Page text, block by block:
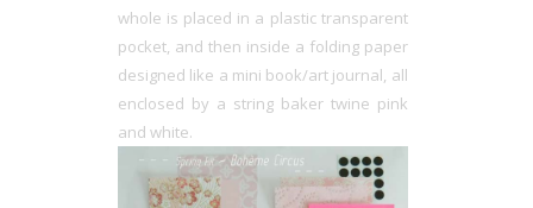
whole is placed in a plastic transparent
pocket, and then inside a folding paper
designed like a mini book/art journal, all
enclosed by a string baker twine pink
and white.